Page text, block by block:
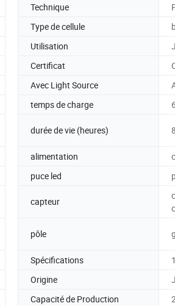
Technique
Type de cellule
Utilisation
Certificat
Avec Light Source
temps de charge
durée de vie (heures)
alimentation
puce led
capteur
pôle
Spécifications
Origine
Capacité de Production